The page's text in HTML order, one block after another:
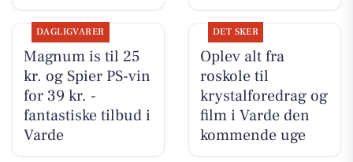
DAGLIGVARER
Magnum is til 25
kr. og Spier PS-vin
for 39 kr. -
fantastiske tilbud i
Varde
DET SKER
Oplev alt fra
roskole til
krystalforedrag og
film i Varde den
kommende uge